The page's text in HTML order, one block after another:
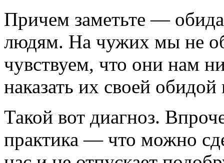
Причем заметьте — обида
людям. На чужих мы не
чувствуем, что они нам
наказать их своей
Такой вот диагноз.
практика — что можно